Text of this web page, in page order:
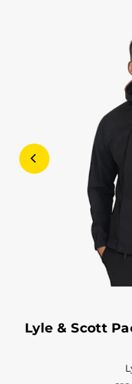
Lyle & Scott